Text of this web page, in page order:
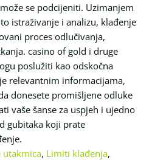
se podcijeniti. Uzimanjem
istraživanje i analizu, klađenje
proces odlučivanja,
casino of gold i druge
poslužiti kao odskočna
relevantnim informacijama,
donesete promišljene odluke
vaše šanse za uspjeh i ujedno
gubitaka koji prate
utakmica, Limiti klađenja,